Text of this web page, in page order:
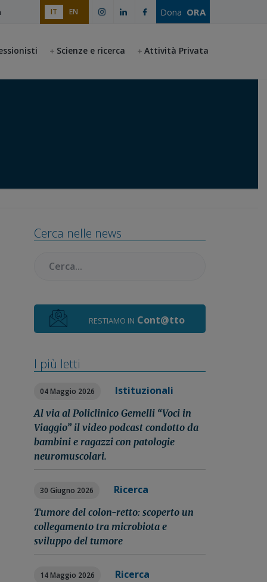
IT EN Dona ORA
Scienze e ricerca Attività Privata
laterale
Cerca nelle news
RESTIAMO IN Cont@tto
I più letti
04 Maggio 2026 Istituzionali
Al via al Policlinico Gemelli “Voci in
Viaggio” il video podcast condotto da
bambini e ragazzi con patologie
neuromuscolari.
30 Giugno 2026 Ricerca
Tumore del colon-retto: scoperto un
collegamento tra microbiota e
sviluppo del tumore
14 Maggio 2026 Ricerca